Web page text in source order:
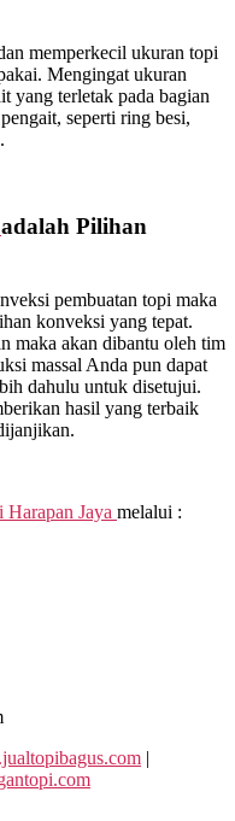
memperkecil ukuran topi
Mengingat ukuran
yang terletak pada bagian
seperti ring besi,
adalah Pilihan
pembuatan topi maka
konveksi yang tepat.
maka akan dibantu oleh tim
massal Anda pun dapat
dahulu untuk disetujui.
hasil yang terbaik
Harapan Jaya melalui :
|